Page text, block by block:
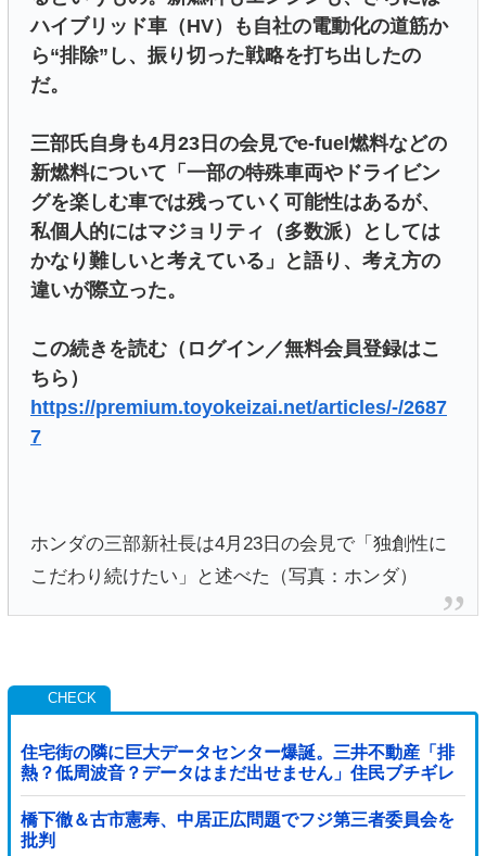
ハイブリッド車（HV）も自社の電動化の道筋か
ら“排除”し、振り切った戦略を打ち出したの
だ。
三部氏自身も4月23日の会見でe-fuel燃料などの
新燃料について「一部の特殊車両やドライビン
グを楽しむ車では残っていく可能性はあるが、
私個人的にはマジョリティ（多数派）としては
かなり難しいと考えている」と語り、考え方の
違いが際立った。
この続きを読む（ログイン／無料会員登録はこ
ちら）
https://premium.toyokeizai.net/articles/-/2687
7
ホンダの三部新社長は4月23日の会見で「独創性に
こだわり続けたい」と述べた（写真：ホンダ）
住宅街の隣に巨大データセンター爆誕。三井不動産「排
熱？低周波音？データはまだ出せません」住民ブチギレ
橋下徹＆古市憲寿、中居正広問題でフジ第三者委員会を
批判